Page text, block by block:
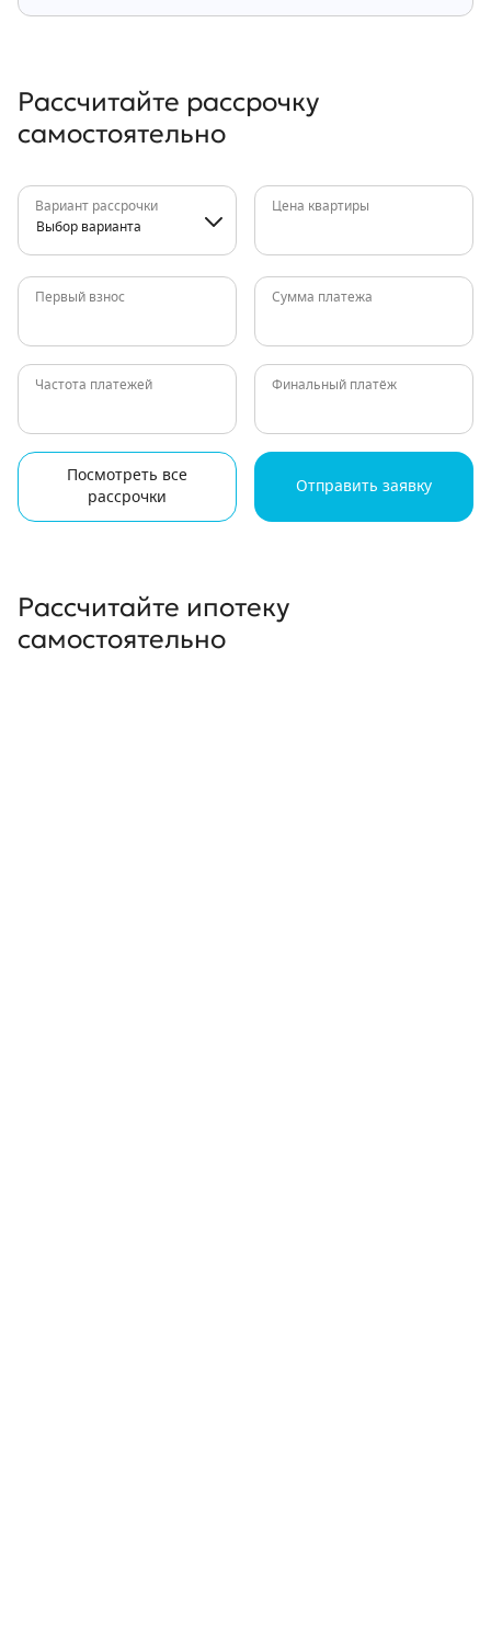
Рассчитайте рассрочку
самостоятельно
Вариант рассрочки
Выбор варианта
Цена квартиры
Первый взнос Сумма платежа
Частота платежей Финальный платёж
Посмотреть все
рассрочки
Отправить заявку
Рассчитайте ипотеку
самостоятельно